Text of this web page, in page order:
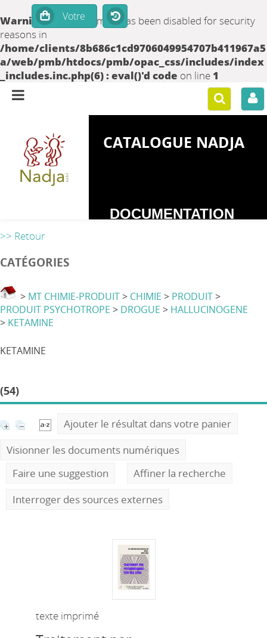
Warning: set_time_limit() has been disabled for security
reasons in
/home/clients/8b686c1cd9706049954707b411967a5
a/web/pmb/htdocs/pmb/opac_css/includes/index
_includes.inc.php(6) : eval()'d code on line 1
CATALOGUE NADJA
DOCUMENTATION
>> Retour
CATÉGORIES
> MT CHIMIE-PRODUIT> CHIMIE > PRODUIT>
PRODUIT PSYCHOTROPE > DROGUE > HALLUCINOGENE
> KETAMINE
KETAMINE
(54)
Ajouter le résultat dans votre panier
Visionner les documents numériques
Faire une suggestion
Affiner la recherche
Interroger des sources externes
texte imprimé